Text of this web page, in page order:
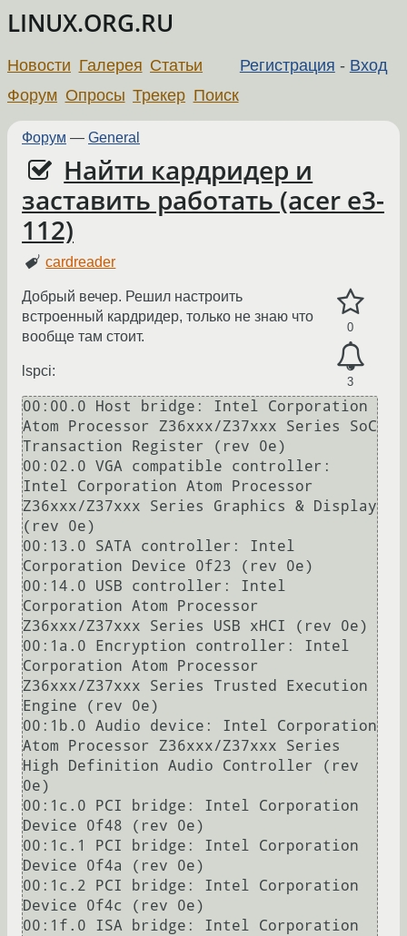
LINUX.ORG.RU
Регистрация - Вход
Новости Галерея Статьи
Форум Опросы Трекер Поиск
Форум — General
Найти кардридер и
заставить работать (acer e3-
112)
cardreader
0
3
Добрый вечер. Решил настроить
встроенный кардридер, только не знаю что
вообще там стоит.
lspci:
00:00.0 Host bridge: Intel Corporation
Atom Processor Z36xxx/Z37xxx Series SoC
Transaction Register (rev 0e)
00:02.0 VGA compatible controller:
Intel Corporation Atom Processor
Z36xxx/Z37xxx Series Graphics & Display
(rev 0e)
00:13.0 SATA controller: Intel
Corporation Device 0f23 (rev 0e)
00:14.0 USB controller: Intel
Corporation Atom Processor
Z36xxx/Z37xxx Series USB xHCI (rev 0e)
00:1a.0 Encryption controller: Intel
Corporation Atom Processor
Z36xxx/Z37xxx Series Trusted Execution
Engine (rev 0e)
00:1b.0 Audio device: Intel Corporation
Atom Processor Z36xxx/Z37xxx Series
High Definition Audio Controller (rev
0e)
00:1c.0 PCI bridge: Intel Corporation
Device 0f48 (rev 0e)
00:1c.1 PCI bridge: Intel Corporation
Device 0f4a (rev 0e)
00:1c.2 PCI bridge: Intel Corporation
Device 0f4c (rev 0e)
00:1f.0 ISA bridge: Intel Corporation